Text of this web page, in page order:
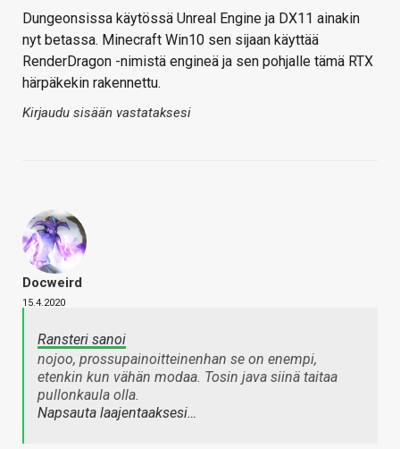
Dungeonsissa käytössä Unreal Engine ja DX11 ainakin
nyt betassa. Minecraft Win10 sen sijaan käyttää
RenderDragon -nimistä engineä ja sen pohjalle tämä RTX
härpäkekin rakennettu.
Kirjaudu sisään vastataksesi
Docweird
15.4.2020
Ransteri sanoi
nojoo, prossupainoitteinenhan se on enempi,
etenkin kun vähän modaa. Tosin java siinä taitaa
pullonkaula olla.
Napsauta laajentaaksesi…